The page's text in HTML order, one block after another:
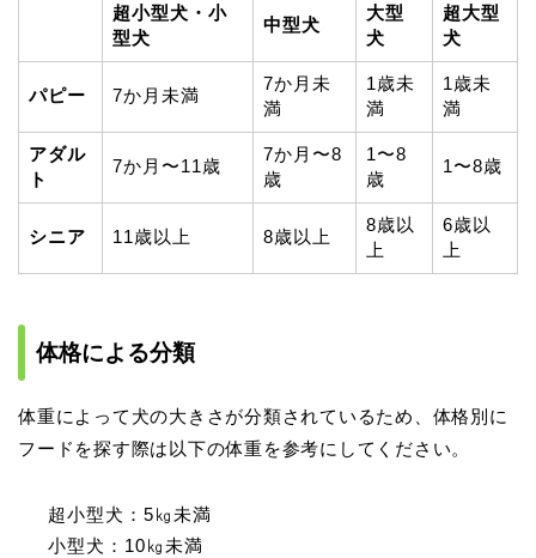
超小型犬・小
型犬
中型犬
大型
犬
超大型
犬
パピー 7か月未満
7か月未
満
1歳未
満
1歳未
満
アダル
ト
7か月〜11歳
7か月〜8
歳
1〜8
歳
1〜8歳
シニア 11歳以上 8歳以上
8歳以
上
6歳以
上
体格による分類
体重によって犬の大きさが分類されているため、体格別に
フードを探す際は以下の体重を参考にしてください。
超小型犬：5㎏未満
小型犬：10㎏未満